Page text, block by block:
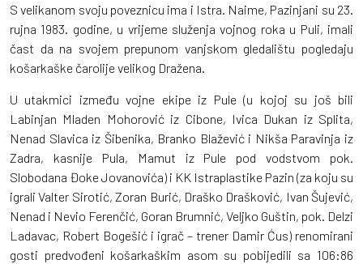
S velikanom svoju poveznicu ima i Istra. Naime, Pazinjani su 23.
rujna 1983. godine, u vrijeme služenja vojnog roka u Puli, imali
čast da na svojem prepunom vanjskom gledalištu pogledaju
košarkaške čarolije velikog Dražena.
U utakmici između vojne ekipe iz Pule (u kojoj su još bili
Labinjan Mladen Mohorović iz Cibone, Ivica Dukan iz Splita,
Nenad Slavica iz Šibenika, Branko Blažević i Nikša Paravinja iz
Zadra, kasnije Pula, Mamut iz Pule pod vodstvom pok.
Slobodana Đoke Jovanovića) i KK Istraplastike Pazin (za koju su
igrali Valter Sirotić, Zoran Burić, Draško Drašković, Ivan Šujević,
Nenad i Nevio Ferenčić, Goran Brumnić, Veljko Guštin, pok. Delzi
Ladavac, Robert Bogešić i igrač – trener Damir Ćus) renomirani
gosti predvođeni košarkaškim asom su pobijedili sa 106:86